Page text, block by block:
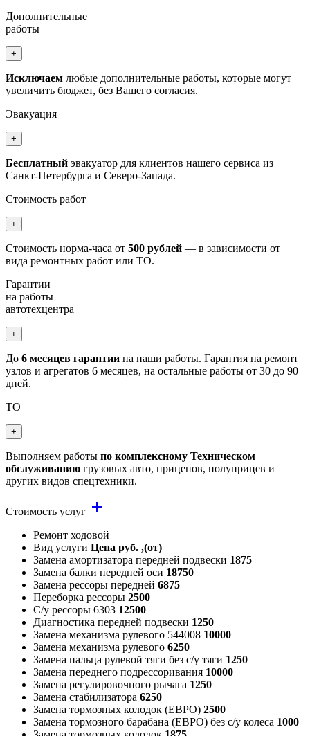
Дополнительные
работы
+
Исключаем любые дополнительные работы, которые могут
увеличить бюджет, без Вашего согласия.
Эвакуация
+
Бесплатный эвакуатор для клиентов нашего сервиса из
Санкт-Петербурга и Северо-Запада.
Стоимость работ
+
Стоимость норма-часа от 500 рублей — в зависимости от
вида ремонтных работ или ТО.
Гарантии
на работы
автотехцентра
+
До 6 месяцев гарантии на наши работы. Гарантия на ремонт
узлов и агрегатов 6 месяцев, на остальные работы от 30 до 90
дней.
ТО
+
Выполняем работы по комплексному Техническом
обслуживанию грузовых авто, прицепов, полуприцев и
других видов спецтехники.
Стоимость услуг add
Ремонт ходовой
Вид услуги Цена руб. ,(от)
Замена амортизатора передней подвески 1875
Замена балки передней оси 18750
Замена рессоры передней 6875
Переборка рессоры 2500
С/у рессоры 6303 12500
Диагностика передней подвески 1250
Замена механизма рулевого 544008 10000
Замена механизма рулевого 6250
Замена пальца рулевой тяги без с/у тяги 1250
Замена переднего подрессоривания 10000
Замена регулировочного рычага 1250
Замена стабилизатора 6250
Замена тормозных колодок (ЕВРО) 2500
Замена тормозного барабана (ЕВРО) без с/у колеса 1000